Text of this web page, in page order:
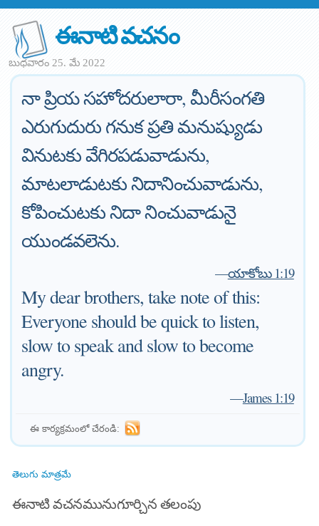
ఈనాటి వచనం
బుధవారం 25. మే 2022
నా ప్రియ సహోదరులారా, మీరీసంగతి
ఎరుగుదురు గనుక ప్రతి మనుష్యుడు
వినుటకు వేగిరపడువాడును,
మాటలాడుటకు నిదానించువాడును,
కోపించుటకు నిదా నించువాడునై
యుండవలెను.
—యాకోబు 1:19
My dear brothers, take note of this:
Everyone should be quick to listen,
slow to speak and slow to become
angry.
—James 1:19
ఈ కార్యక్రమంలో చేరండి:
తెలుగు మాత్రమే
ఈనాటి వచనమునుగూర్చిన తలంపు